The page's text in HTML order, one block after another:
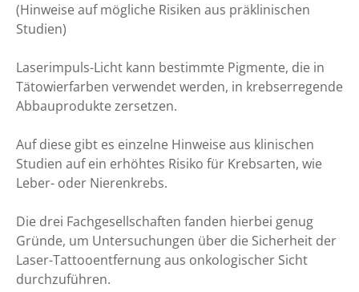
(Hinweise auf mögliche Risiken aus präklinischen
Studien)
Laserimpuls-Licht kann bestimmte Pigmente, die in
Tätowierfarben verwendet werden, in krebserregende
Abbauprodukte zersetzen.
Auf diese gibt es einzelne Hinweise aus klinischen
Studien auf ein erhöhtes Risiko für Krebsarten, wie
Leber- oder Nierenkrebs.
Die drei Fachgesellschaften fanden hierbei genug
Gründe, um Untersuchungen über die Sicherheit der
Laser-Tattooentfernung aus onkologischer Sicht
durchzuführen.